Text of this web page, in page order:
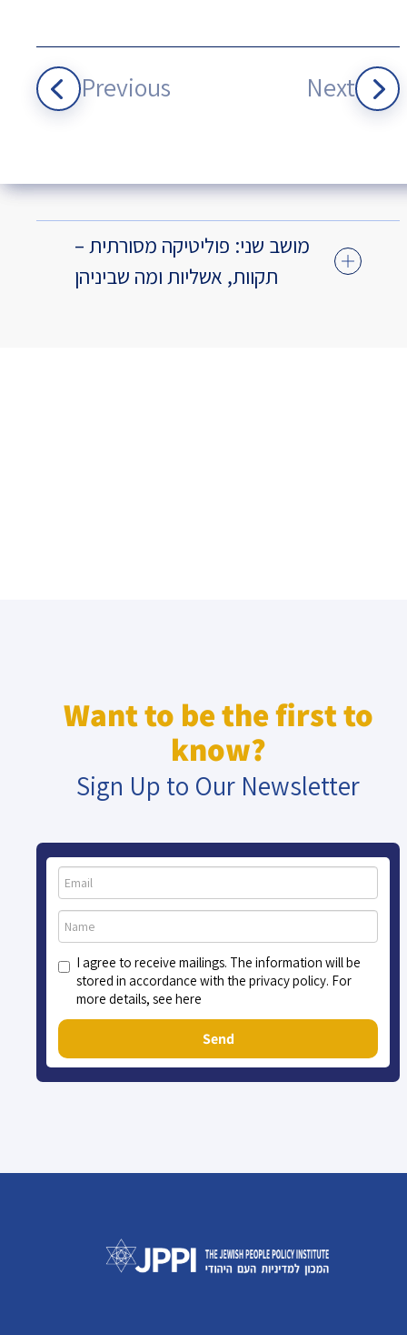
Previous Next
מושב שני: פוליטיקה מסורתית –
תקוות, אשליות ומה שביניהן
Want to be the first to
know?
Sign Up to Our Newsletter
I agree to receive mailings. The information will be
stored in accordance with the privacy policy. For
more details, see here
Send